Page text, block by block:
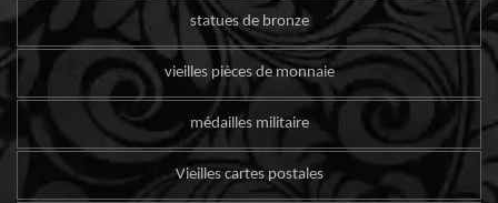
statues de bronze
vieilles pièces de monnaie
médailles militaire
Vieilles cartes postales